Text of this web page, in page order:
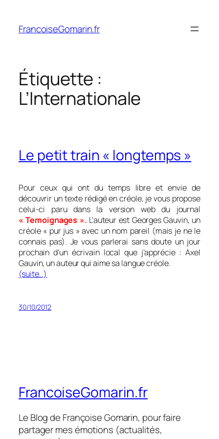
contenu
FrancoiseGomarin.fr
Étiquette :
L’Internationale
Le petit train « longtemps »
Pour ceux qui ont du temps libre et envie de
découvrir un texte rédigé en créole, je vous propose
celui-ci paru dans la version web du journal
« Temoignages ». L’auteur est Georges Gauvin, un
créole « pur jus » avec un nom pareil (mais je ne le
connais pas). Je vous parlerai sans doute un jour
prochain d’un écrivain local que j’apprécie : Axel
Gauvin, un auteur qui aime sa langue créole.
(suite…)
30/10/2012
FrancoiseGomarin.fr
Le Blog de Françoise Gomarin, pour faire
partager mes émotions (actualités,